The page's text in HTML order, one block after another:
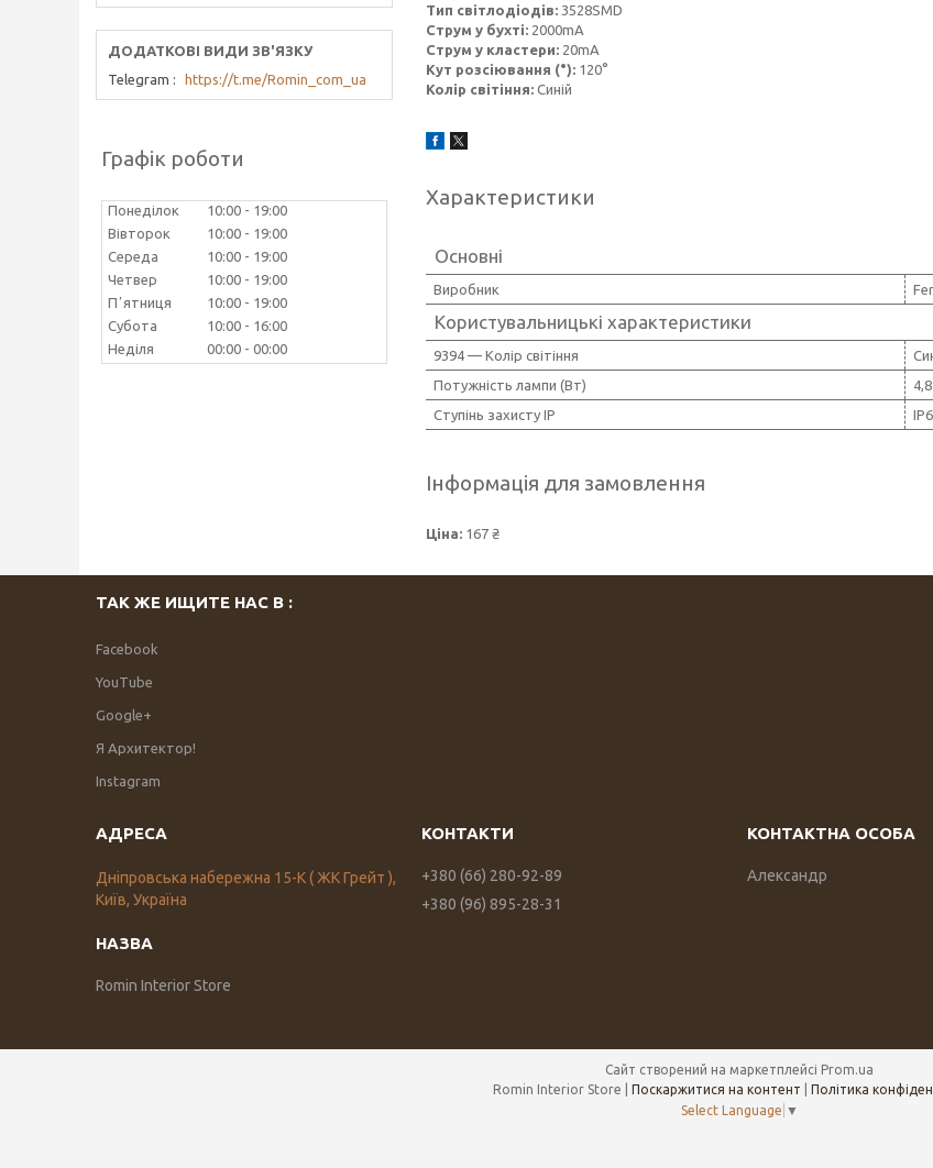
Тип світлодіодів: 3528SMD
Струм у бухті: 2000mA
Струм у кластери: 20mA
Кут розсіювання (°): 120°
Колір світіння: Синій
Характеристики
Основні
Виробник
Користувальницькі характеристики
9394 — Колір світіння
Потужність лампи (Вт)
4,8
Ступінь захисту IP
Інформація для замовлення
Ціна: 167 ₴
Telegram https://t.me/Romin_com_ua
Графік роботи
Понеділок 10:00
19:00
Вівторок
10:00
19:00
Середа
10:00
19:00
Четвер
10:00
19:00
Пʼятниця
10:00
19:00
Субота
10:00
16:00
Неділя
00:00 00:00
ТАК ЖЕ ИЩИТЕ НАС В :
Facebook
YouTube
Google+
Я Архитектор!
Instagram
Дніпровська набережна 15-К ( ЖК Грейт ),
Київ, Україна
Romin Interior Store
+380 (66) 280-92-89
+380 (96) 895-28-31
Александр
Сайт створений на маркетплейсі Prom.ua
Поскаржитися на контент
Політика
Select Language ▼